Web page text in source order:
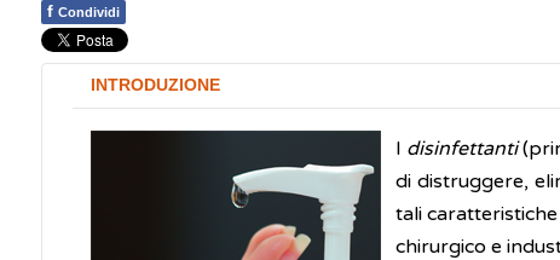
f Condividi
INTRODUZIONE
I disinfettanti
di distruggere,
tali
chirurgico e